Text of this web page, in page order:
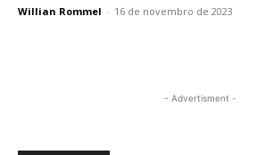
Willian Rommel - 16 de novembro de 2023
- Advertisment -